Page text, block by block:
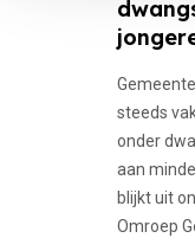
steeds
onder
aan
blijkt uit
Omroep